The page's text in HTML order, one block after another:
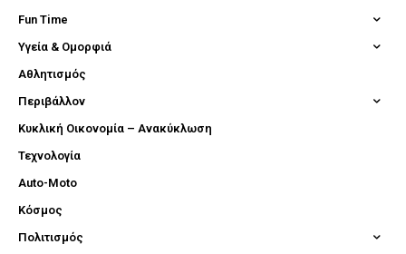
Fun Time
Υγεία & Ομορφιά
Αθλητισμός
Περιβάλλον
Κυκλική Οικονομία – Ανακύκλωση
Τεχνολογία
Auto-Moto
Κόσμος
Πολιτισμός